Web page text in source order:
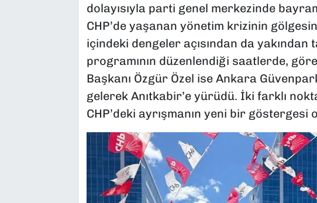
dolayısıyla parti genel merkezinde
CHP’de yaşanan yönetim krizinin
içindeki dengeler açısından da
programının düzenlendiği saatlerde,
Başkanı Özgür Özel ise Ankara
gelerek Anıtkabir’e yürüdü. İki farklı
CHP’deki ayrışmanın yeni bir